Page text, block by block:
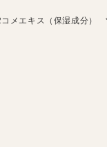
メエキス（保湿成分）